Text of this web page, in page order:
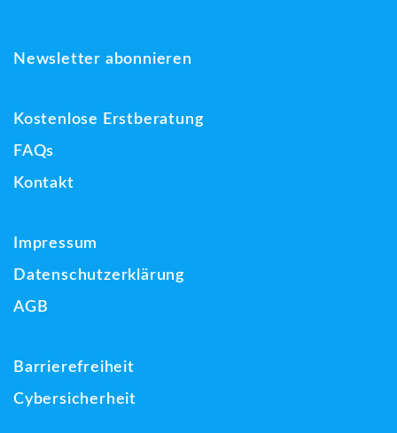
Newsletter abonnieren
Kostenlose Erstberatung
FAQs
Kontakt
Impressum
Datenschutzerklärung
AGB
Barrierefreiheit
Cybersicherheit